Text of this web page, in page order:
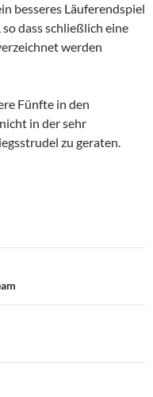
besseres Läuferendspiel
dass schließlich eine
werden
Fünfte in den
in der sehr
zu geraten.